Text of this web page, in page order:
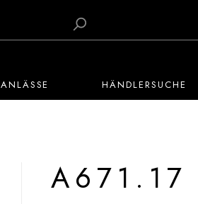
ANLÄSSE HÄNDLERSUCHE
A671.17